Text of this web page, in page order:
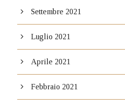
Settembre 2021
Luglio 2021
Aprile 2021
Febbraio 2021